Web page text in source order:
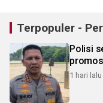
Terpopuler -
Polisi
1 hari lalu